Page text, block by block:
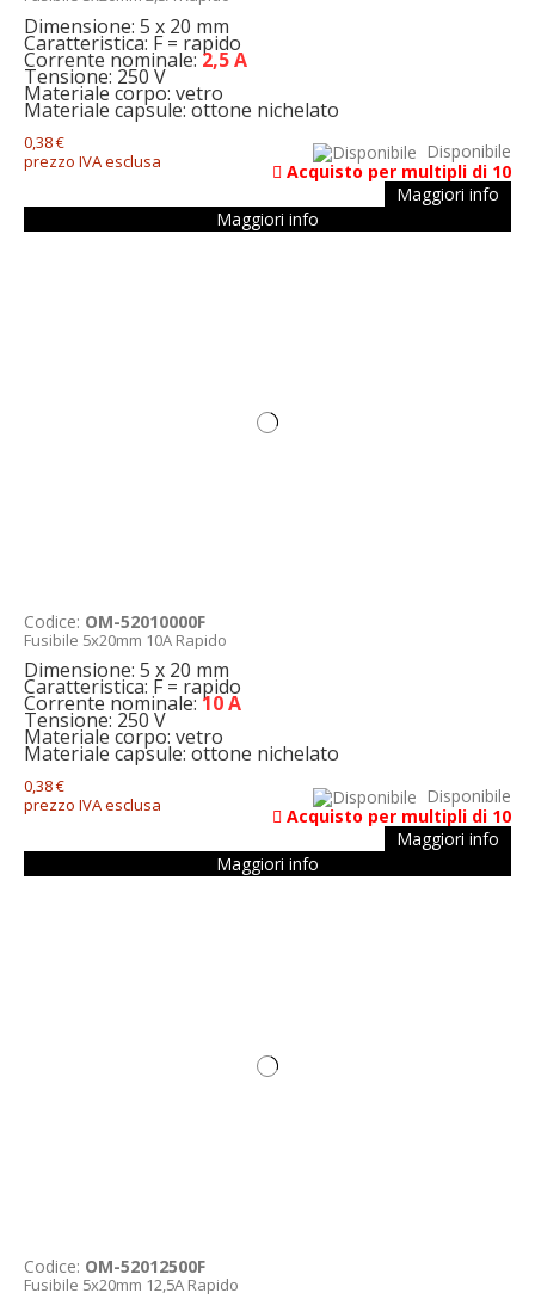
Dimensione: 5 x 20 mm
Caratteristica: F = rapido
Corrente nominale:2,5 A
Tensione: 250 V
Materiale corpo: vetro
Materiale capsule: ottone nichelato
0,38 €
prezzo IVA esclusa
Disponibile
Acquisto per multipli di 10
Maggiori info
Maggiori info
Codice: OM-52010000F
Fusibile 5x20mm 10A Rapido
Dimensione: 5 x 20 mm
Caratteristica: F = rapido
Corrente nominale: 10 A
Tensione: 250 V
Materiale corpo: vetro
Materiale capsule: ottone nichelato
0,38 €
prezzo IVA esclusa
Disponibile
Acquisto per multipli di 10
Maggiori info
Maggiori info
Codice: OM-52012500F
Fusibile 5x20mm 12,5A Rapido